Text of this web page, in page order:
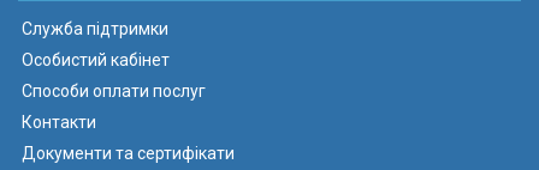
Служба підтримки
Особистий кабінет
Способи оплати послуг
Контакти
Документи та сертифікати